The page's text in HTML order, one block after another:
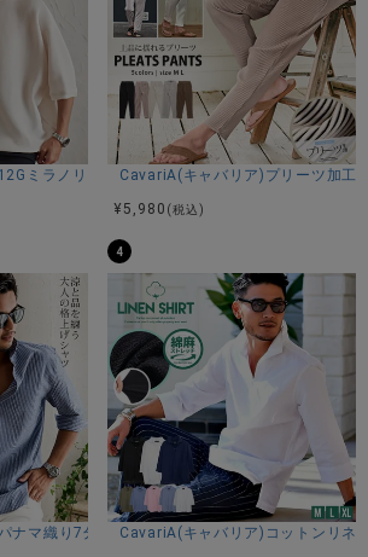
ミラノリブクルーネックドルマンハーフスリー
CavariA(キャバリア)プリーツ加工
¥ 5,980 (税込)
ナマ織り7分袖カプリシャツ/全9色
4
CavariA(キャバリア)コットンリネ